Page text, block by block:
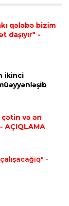
keçir
keçirildi
qələbə bizim
daşıyır" -
ikinci
çətin və ən
- AÇIQLAMA
-